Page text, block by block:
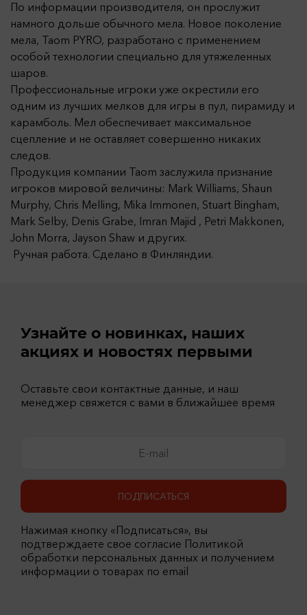
По информации производителя, он прослужит
намного дольше обычного мела. Новое поколение
мела, Taom PYRO, разработано с применением
особой технологии специально для утяжеленных
шаров.
Профессиональные игроки уже окрестили его
одним из лучших мелков для игры в пул, пирамиду и
карамболь. Мел обеспечивает максимальное
сцепление и не оставляет совершенно никаких
следов.
Продукция компании Taom заслужила признание
игроков мировой величины: Mark Williams, Shaun
Murphy, Chris Melling, Mika Immonen, Stuart Bingham,
Mark Selby, Denis Grabe, Imran Majid , Petri Makkonen,
John Morra, Jayson Shaw и других.
Ручная работа. Сделано в Финляндии.
Узнайте о новинках, наших
акциях и новостях первыми
Оставьте свои контактные данные, и наш
менеджер свяжется с вами в ближайшее время
ПОДПИСАТЬСЯ
Нажимая кнопку «Подписаться», вы
подтверждаете свое согласие Политикой
обработки персональных данных и получением
информации о товарах по email